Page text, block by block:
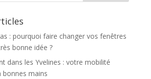
: pourquoi faire changer vos fenêtres
bonne idée ?
dans les Yvelines : votre mobilité
bonnes mains